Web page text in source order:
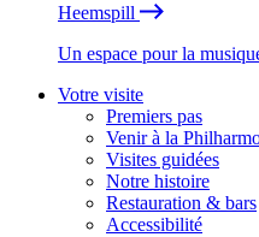
Heemspill
Un espace pour la
Votre visite
Premiers pas
Venir à la
Visites guidées
Notre histoire
Restauration & bars
Accessibilité